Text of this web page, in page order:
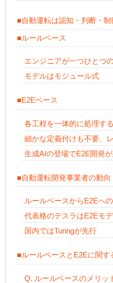
■自動運転は認知・判断・
■ルールベース
エンジニアが一つひとつ
モデルはモジュール式
■E2Eベース
各工程を一体的に処理する
細かな定義付けも不要、
生成AIの登場でE2E開発
■自動運転開発事業者の動向
ルールベースからE2Eへ
代表格のテスラはE2Eモ
国内ではTuringが先行
■ルールベースとE2Eに関す
Q. ルールベースのメリッ